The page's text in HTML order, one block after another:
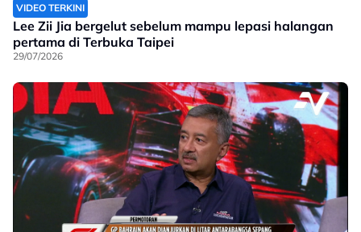
VIDEO TERKINI
Lee Zii Jia bergelut sebelum mampu lepasi halangan
pertama di Terbuka Taipei
29/07/2026